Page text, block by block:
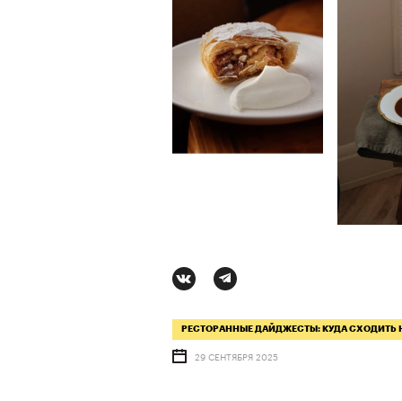
РЕСТОРАННЫЕ ДАЙДЖЕСТЫ: КУДА СХОДИТЬ
29 СЕНТЯБРЯ 2025